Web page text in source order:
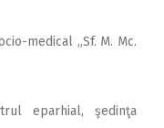
medical „Sf. M. Mc.
eparhial, şedinţa